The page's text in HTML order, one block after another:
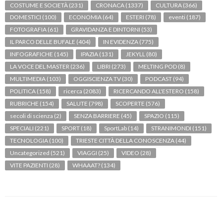
COSTUME E SOCIETÀ (231) CRONACA (1337) CULTURA (366)
DOMESTICI (100) ECONOMIA (64) ESTERI (78) eventi (187)
FOTOGRAFIA (61) GRAVIDANZA E DINTORNI (53)
IL PARCO DELLE BUFALE (404) IN EVIDENZA (775)
INFOGRAFICHE (145) IPAZIA (131) JEKYLL (80)
LA VOCE DEL MASTER (236) LIBRI (273) MELTING POD (8)
MULTIMEDIA (103) OGGISCIENZA TV (30) PODCAST (94)
POLITICA (158) ricerca (2083) RICERCANDO ALL'ESTERO (158)
RUBRICHE (154) SALUTE (798) SCOPERTE (576)
secoli di scienza (2) SENZA BARRIERE (45) SPAZIO (115)
SPECIALI (221) SPORT (18) SportLab (14) STRANIMONDI (151)
TECNOLOGIA (100) TRIESTE CITTÀ DELLA CONOSCENZA (44)
Uncategorized (521) VIAGGI (25) VIDEO (28)
VITE PAZIENTI (28) WHAAAT? (134)